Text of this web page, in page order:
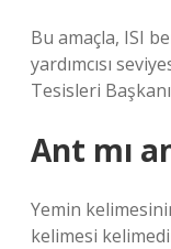
Bu amaçla, ISI
yardımcısı
Tesisleri
Ant mı
Yemin
kelimesi